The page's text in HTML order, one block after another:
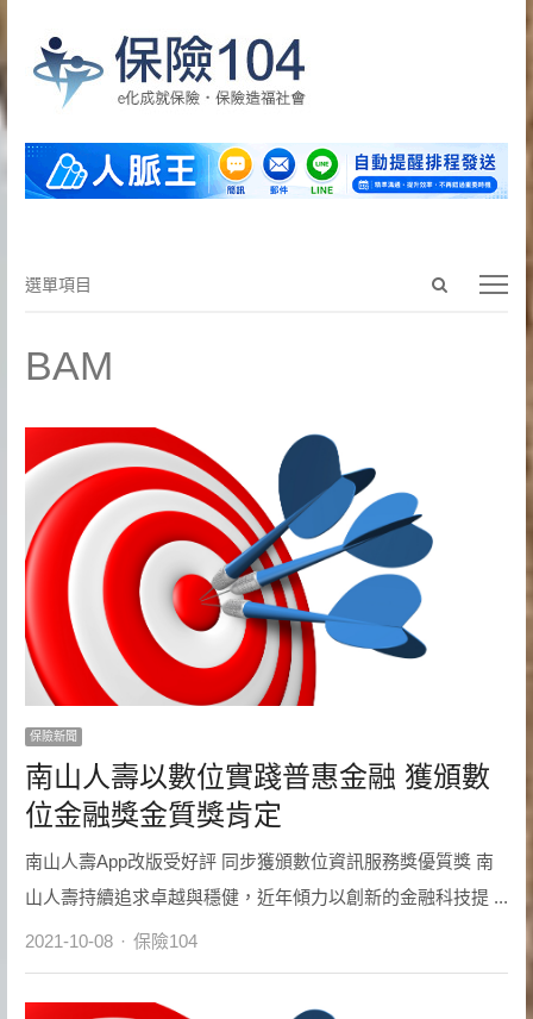
Open
search
選
目
選單項目
BAM
保險新聞
南山人壽以數位實踐普惠金融 獲頒數
位金融獎金質獎肯定
南山人壽App改版受好評 同步獲頒數位資訊服務獎優質獎 南
山人壽持續追求卓越與穩健，近年傾力以創新的金融科技提 ...
2021-10-08 Author
保險104